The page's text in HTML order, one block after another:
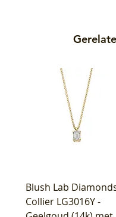
Blush Lab
Collier LG3016Y -